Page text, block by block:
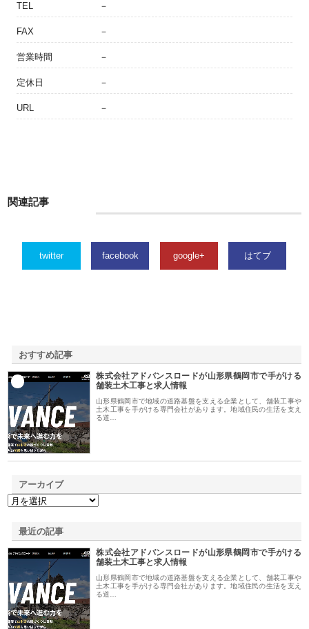
TEL －
FAX －
営業時間 －
定休日 －
URL －
関連記事
twitter facebook google+ はてブ
おすすめ記事
株式会社アドバンスロードが山形県鶴岡市で手がける
舗装土木工事と求人情報
山形県鶴岡市で地域の道路基盤を支える企業として、舗装工事や
土木工事を手がける専門会社があります。地域住民の生活を支え
る道…
アーカイブ
最近の記事
株式会社アドバンスロードが山形県鶴岡市で手がける
舗装土木工事と求人情報
山形県鶴岡市で地域の道路基盤を支える企業として、舗装工事や
土木工事を手がける専門会社があります。地域住民の生活を支え
る道…